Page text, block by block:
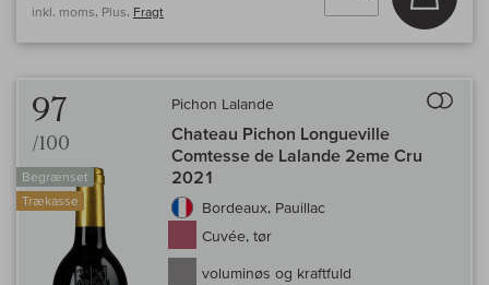
inkl. moms, Plus. Fragt
97
/100
Begrænset
Trækasse
Pichon Lalande
Chateau Pichon Longueville
Comtesse de Lalande 2eme Cru
2021
Bordeaux, Pauillac
Cuvée, tør
voluminøs og kraftfuld